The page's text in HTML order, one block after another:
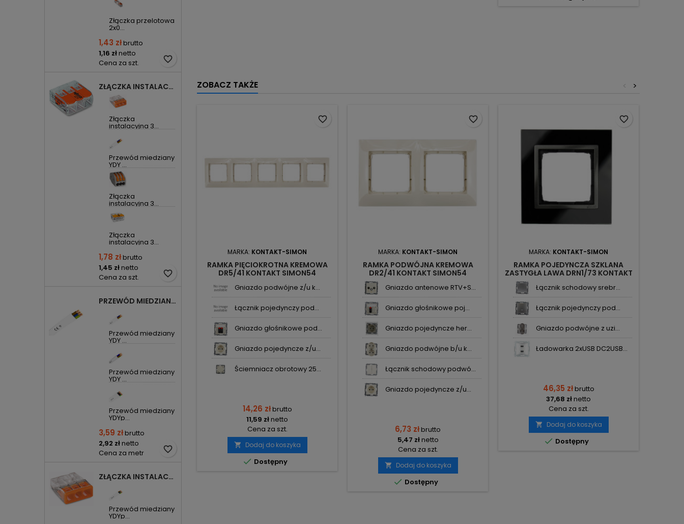
Złączka przelotowa
2x0...
1,43 złbrutto
1,16 złnetto
Cena za szt.
favorite_border
ZŁĄCZKA INSTALACYJNA 3X UNIWERSALNA COMPACT 221-413 WAGO
Złączka
instalacyjna 3...
Przewód miedziany
YDY ...
Złączka
instalacyjna 3...
Złączka
instalacyjna 3...
1,78 złbrutto
1,45 złnetto
Cena za szt.
favorite_border
PRZEWÓD MIEDZIANY YDYP DRUT 3X1,5MM2 ŻO 450/750V
Przewód miedziany
YDY ...
Przewód miedziany
YDY ...
Przewód miedziany
YDYp...
3,59 złbrutto
2,92 złnetto
Cena za metr
favorite_border
ZŁĄCZKA INSTALACYJNA 3X COMPACT POMARAŃCZOWA 2273-203 WAGO
Przewód miedziany
YDYp...
ZOBACZ TAKŻE >
<
MARKA: KONTAKT-SIMON
RAMKA PIĘCIOKROTNA KREMOWA
DR5/41 KONTAKT SIMON54
Gniazdo podwójne z/u k...
Łącznik pojedynczy pod...
Gniazdo głośnikowe pod...
Gniazdo pojedyncze z/u...
Ściemniacz obrotowy 25...
14,26 złbrutto
11,59 złnetto
Cena za szt.
 Dodaj do koszyka
 Dostępny
favorite_border
MARKA: KONTAKT-SIMON
RAMKA PODWÓJNA KREMOWA
DR2/41 KONTAKT SIMON54
Gniazdo antenowe RTV+S...
Gniazdo głośnikowe poj...
Gniazdo pojedyncze her...
Gniazdo podwójne b/u k...
Łącznik schodowy podwó...
Gniazdo pojedyncze z/u...
6,73 złbrutto
5,47 złnetto
Cena za szt.
 Dodaj do koszyka
 Dostępny
favorite_border
MARKA: KONTAKT-SIMON
RAMKA POJEDYNCZA SZKLANA
ZASTYGŁA LAWA DRN1/73 KONTAKT
Łącznik schodowy srebr...
Łącznik pojedynczy pod...
Gniazdo podwójne z uzi...
Ładowarka 2xUSB DC2USB...
46,35 złbrutto
37,68 złnetto
Cena za szt.
 Dodaj do koszyka
 Dostępny
favorite_border